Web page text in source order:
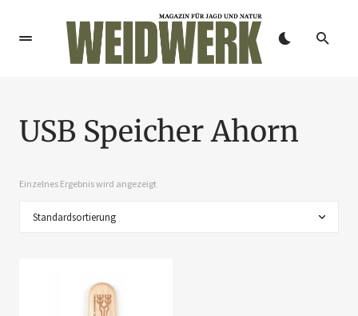
USB Speicher Ahorn
Einzelnes Ergebnis wird angezeigt